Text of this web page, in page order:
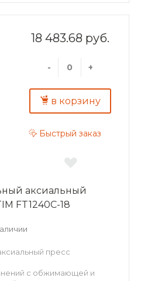
18 483.68 руб.
- +
в корзину
Быстрый заказ
аксиальный
FT1240C-18
пресс
с обжимающей и